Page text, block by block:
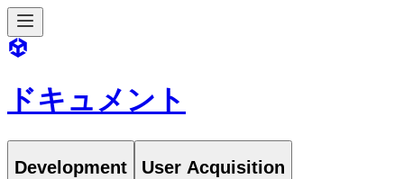
ドキュメント
Development User Acquisition